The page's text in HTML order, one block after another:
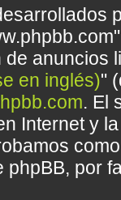
anuncios
en inglés)"
. El
Internet y
phpBB, por